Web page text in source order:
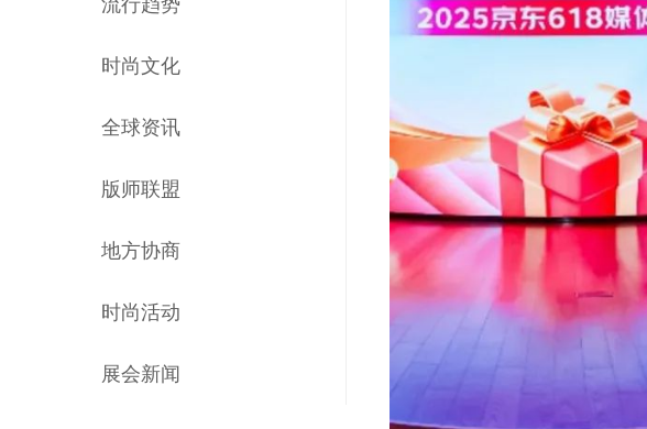
流行趋势
时尚文化
全球资讯
版师联盟
地方协商
时尚活动
展会新闻